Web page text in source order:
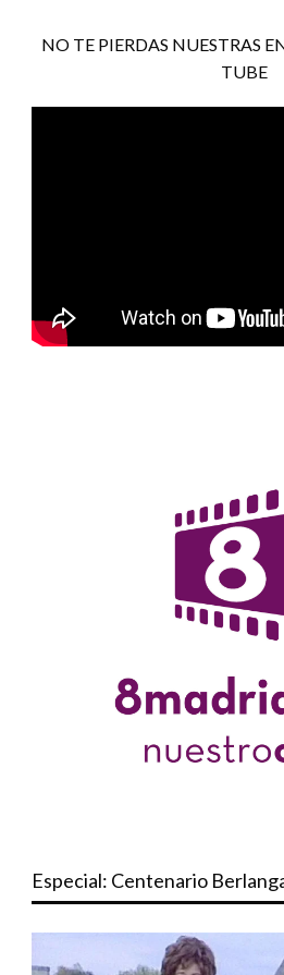
NO TE PIERDAS NUESTRAS
TUBE
Especial: Centenario